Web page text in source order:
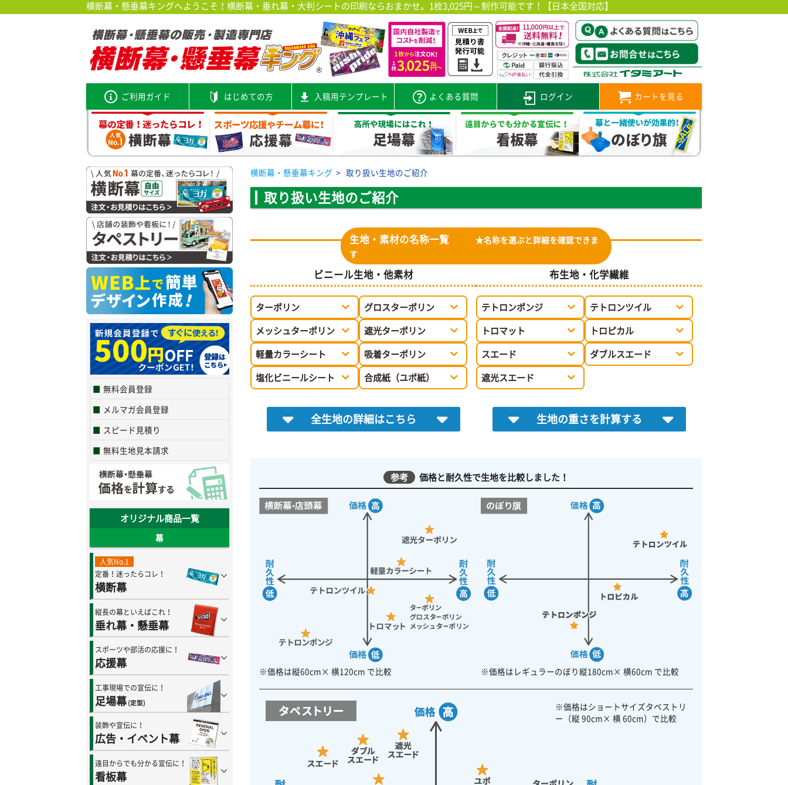
横断幕・懸垂幕キングへようこそ！横断幕・垂れ幕・大判シートの印刷ならおまかせ。1枚3,025円～制作可能です！【日本全国対応】
ご利用ガイド はじめての方 入稿用テンプレート よくある質問 ログイン カートを見る
無料会員登録
メルマガ会員登録
スピード見積り
無料生地見本請求
オリジナル商品一覧
幕
人気No.1
定番！迷ったらコレ！
横断幕
縦長の幕といえばこれ！
垂れ幕・懸垂幕
スポーツや部活の応援に！
応援幕
工事現場での宣伝に！
足場幕(定型)
装飾や宣伝に！
広告・イベント幕
遠目からでも分かる宣伝に！
看板幕
横断幕・懸垂幕キング > 取り扱い生地のご紹介
取り扱い生地のご紹介
生地・素材の名称一覧
★名称を選ぶと詳細を確認できま
す
ビニール生地・他素材
ターポリン
グロスターポリン
メッシュターポリン
遮光ターポリン
軽量カラーシート
吸着ターポリン
塩化ビニールシート
合成紙（ユポ紙）
布生地・化学繊維
テトロンポンジ
テトロンツイル
トロマット
トロピカル
スエード
ダブルスエード
遮光スエード
全生地の詳細はこちら 生地の重さを計算する
参考 価格と耐久性で生地を比較しました！
※価格は縦60cm× 横120cm で比較 ※価格はレギュラーのぼり縦180cm× 横60cm で比較
※価格はショートサイズタペストリ
ー（縦 90cm× 横 60cm）で比較